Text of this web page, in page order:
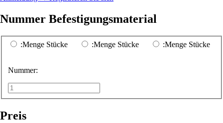
Nummer Befestigungsmaterial
:Menge Stücke :Menge Stücke :Menge Stücke
Nummer:
Preis